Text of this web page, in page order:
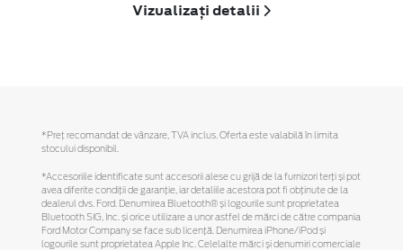
Vizualizați detalii
*Preţ recomandat de vânzare, TVA inclus. Oferta este valabilă în limita
stocului disponibil.
*Accesoriile identificate sunt accesorii alese cu grijă de la furnizori terți și pot
avea diferite condiții de garanție, iar detaliile acestora pot fi obținute de la
dealerul dvs. Ford. Denumirea Bluetooth® și logourile sunt proprietatea
Bluetooth SIG, Inc. și orice utilizare a unor astfel de mărci de către compania
Ford Motor Company se face sub licență. Denumirea iPhone/iPod și
logourile sunt proprietatea Apple Inc. Celelalte mărci și denumiri comerciale